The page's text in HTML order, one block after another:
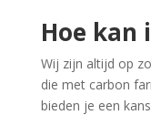
Hoe kan
Wij zijn altijd op
die met carbon
bieden je een